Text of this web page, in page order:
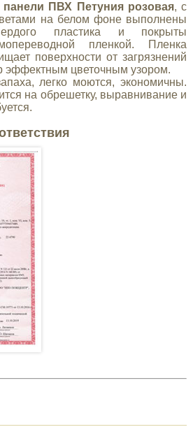
ПВХ Петуния розовая, с
на белом фоне выполнены
пластика и покрыты
пленкой. Пленка
поверхности от загрязнений
эффектным цветочным узором.
легко моются, экономичны.
на обрешетку, выравнивание и